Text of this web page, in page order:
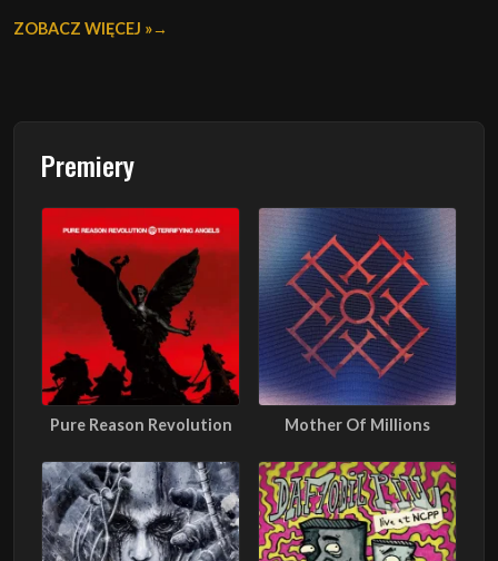
ZOBACZ WIĘCEJ »
Premiery
Pure Reason Revolution Mother Of Millions